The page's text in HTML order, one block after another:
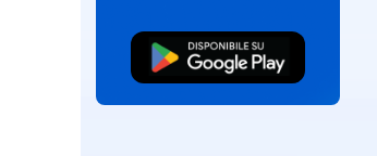
Download Gratis